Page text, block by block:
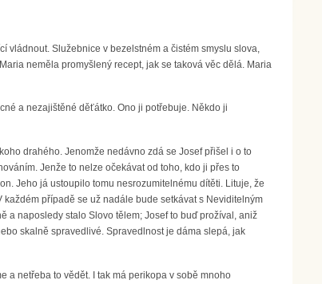
vládnout. Služebnice v bezelstném a čistém smyslu slova,
neměla promyšlený recept, jak se taková věc dělá. Maria
a nezajištěné děťátko. Ono ji potřebuje. Někdo ji
drahého. Jenomže nedávno zdá se Josef přišel i o to
Jenže to nelze očekávat od toho, kdo ji přes to
Jeho já ustoupilo tomu nesrozumitelnému dítěti. Lituje, že
případě se už nadále bude setkávat s Neviditelným
a naposledy stalo Slovo tělem; Josef to buď prožíval, aniž
skalně spravedlivé. Spravedlnost je dáma slepá, jak
a netřeba to vědět. I tak má perikopa v sobě mnoho